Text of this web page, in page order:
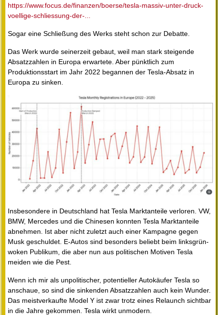
https://www.focus.de/finanzen/boerse/tesla-massiv-unter-druck-
voellige-schliessung-der-...
Sogar eine Schließung des Werks steht schon zur Debatte.
Das Werk wurde seinerzeit gebaut, weil man stark steigende
Absatzzahlen in Europa erwartete. Aber pünktlich zum
Produktionsstart im Jahr 2022 begannen der Tesla-Absatz in
Europa zu sinken.
Insbesondere in Deutschland hat Tesla Marktanteile verloren. VW,
BMW, Mercedes und die Chinesen konnten Tesla Marktanteile
abnehmen. Ist aber nicht zuletzt auch einer Kampagne gegen
Musk geschuldet. E-Autos sind besonders beliebt beim linksgrün-
woken Publikum, die aber nun aus politischen Motiven Tesla
meiden wie die Pest.
Wenn ich mir als unpolitischer, potentieller Autokäufer Tesla so
anschaue, so sind die sinkenden Absatzzahlen auch kein Wunder.
Das meistverkaufte Model Y ist zwar trotz eines Relaunch sichtbar
in die Jahre gekommen. Tesla wirkt unmodern.